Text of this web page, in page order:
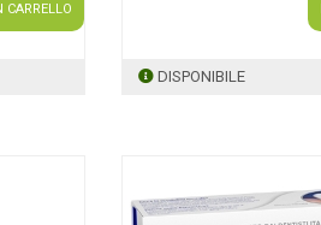
CARRELLO
DISPONIBILE